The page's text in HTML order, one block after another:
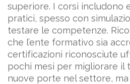
superiore. I corsi includono
pratici, spesso con
testare le competenze.
che l’ente formativo sia
certificazioni riconosciute
pochi mesi per migliorare il
nuove porte nel settore,